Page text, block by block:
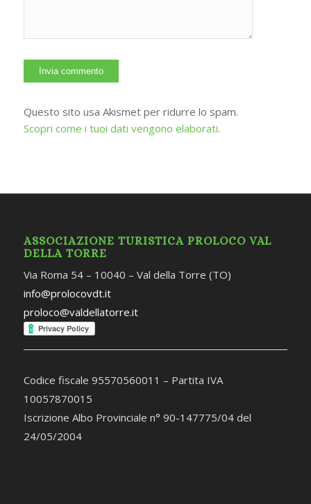
Questo sito usa Akismet per ridurre lo spam.
Scopri come i tuoi dati vengono elaborati.
ASSOCIAZIONE TURISTICA PROLOCO VAL
DELLA TORRE
Via Roma 54 – 10040 – Val della Torre (TO)
info@prolocovdt.it
proloco@valdellatorre.it
Codice fiscale 95570560011 – Partita IVA
10057870015
Iscrizione Albo Provinciale n° 90-147775/04 del
24/05/2004